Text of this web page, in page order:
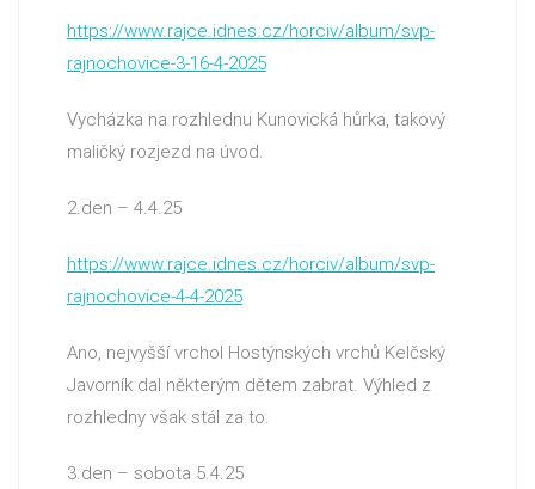
https://www.rajce.idnes.cz/horciv/album/svp-
rajnochovice-3-16-4-2025
Vycházka na rozhlednu Kunovická hůrka, takový
maličký rozjezd na úvod.
2.den – 4.4.25
https://www.rajce.idnes.cz/horciv/album/svp-
rajnochovice-4-4-2025
Ano, nejvyšší vrchol Hostýnských vrchů Kelčský
Javorník dal některým dětem zabrat. Výhled z
rozhledny však stál za to.
3.den – sobota 5.4.25